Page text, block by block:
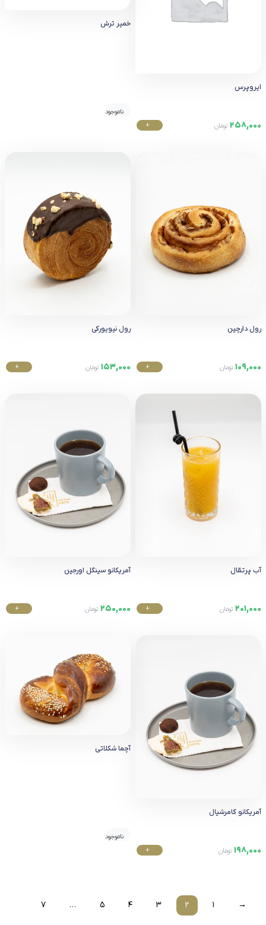
ایروپرس
258,000 تومان
+
خمیر ترش
ناموجود
رول دارچین
109,000 تومان
+
رول نیویورکی
153,000 تومان
+
آب پرتقال
201,000 تومان
+
آمریکانو سینگل اورجین
250,000 تومان
+
آمریکانو کامرشیال
198,000 تومان
+
آچما شکلاتی
ناموجود
→
1
2
3
4
5
…
7